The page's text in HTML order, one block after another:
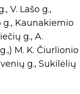
V. Lašo g.,
g., Kaunakiemio
g., A.
M. K. Čiurlionio
g., Sukilėlių